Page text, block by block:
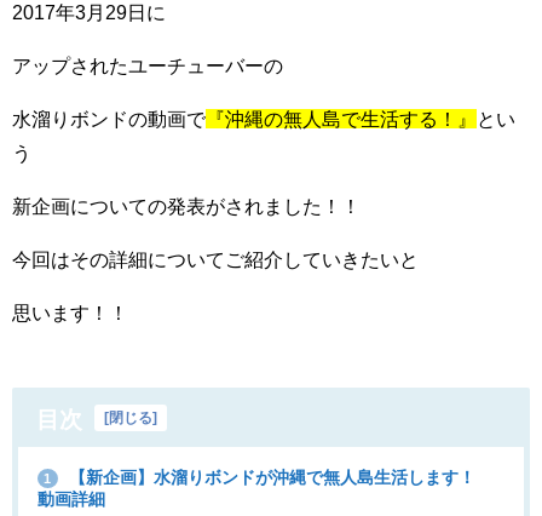
2017年3月29日に
アップされたユーチューバーの
水溜りボンドの動画で 『沖縄の無人島で生活する！』
とい
う
新企画についての発表がされました！！
今回はその詳細についてご紹介していきたいと
思います！！
目次 [閉じる]
1
【新企画】水溜りボンドが沖縄で無人島生活します！
動画詳細